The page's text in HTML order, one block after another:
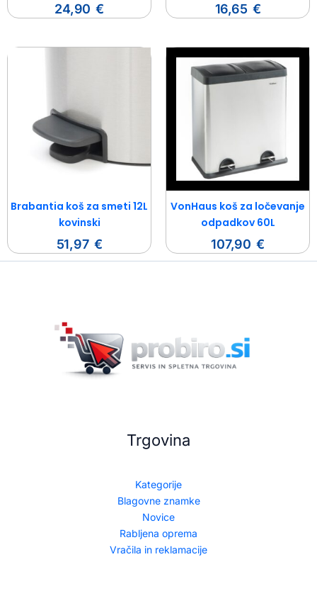
24,90 € 16,65 €
Brabantia koš za smeti 12L
kovinski
51,97 €
VonHaus koš za ločevanje
odpadkov 60L
107,90 €
Trgovina
Kategorije
Blagovne znamke
Novice
Rabljena oprema
Vračila in reklamacije